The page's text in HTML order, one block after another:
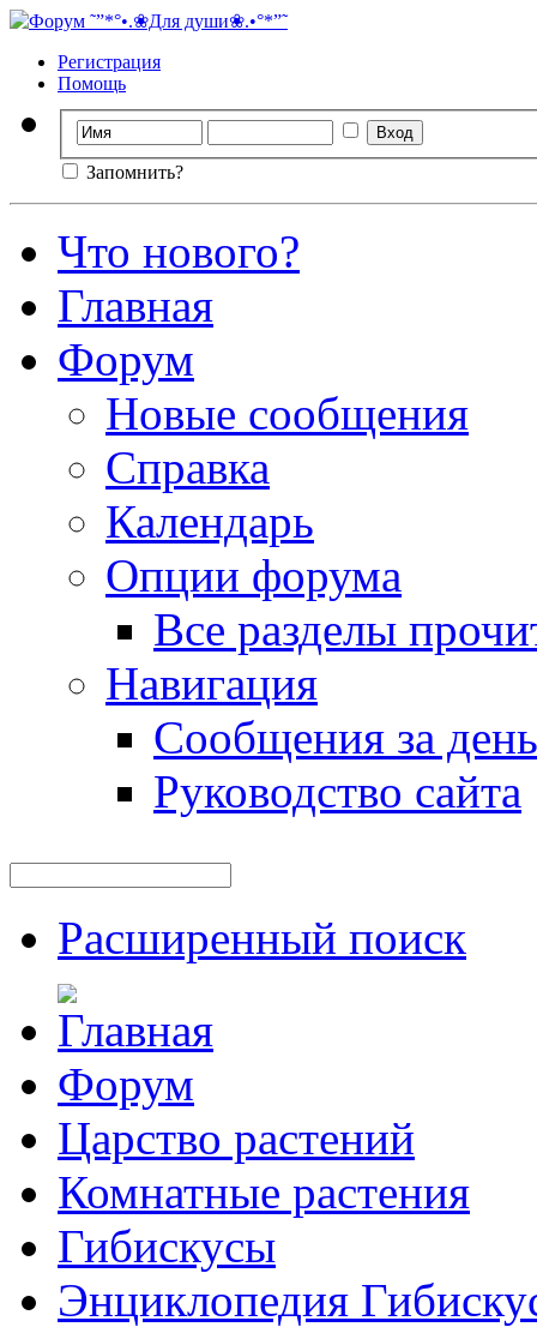
Регистрация
Помощь
Запомнить?
Что нового?
Главная
Форум
Новые сообщения
Справка
Календарь
Опции форума
Все разделы
Навигация
Сообщения за день
Руководство сайта
Расширенный поиск
Форум
Царство растений
Комнатные растения
Гибискусы
Энциклопедия